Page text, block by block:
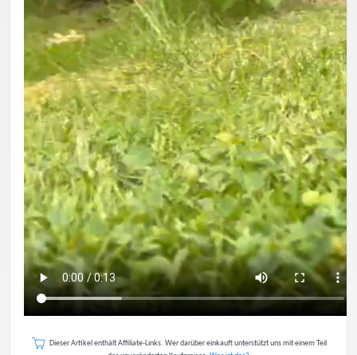
Dieser Artikel enthält Affiliate-Links. Wer darüber einkauft unterstützt uns mit einem Teil